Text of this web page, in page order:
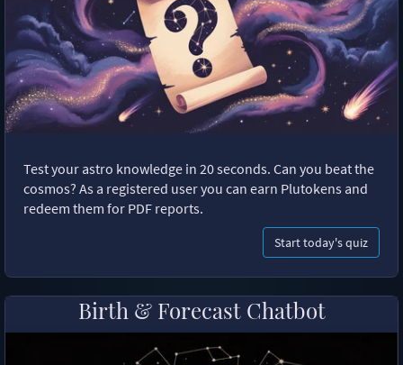
Test your astro knowledge in 20 seconds. Can you beat the
cosmos? As a registered user you can earn Plutokens and
redeem them for PDF reports.
Start today's quiz
Birth & Forecast Chatbot